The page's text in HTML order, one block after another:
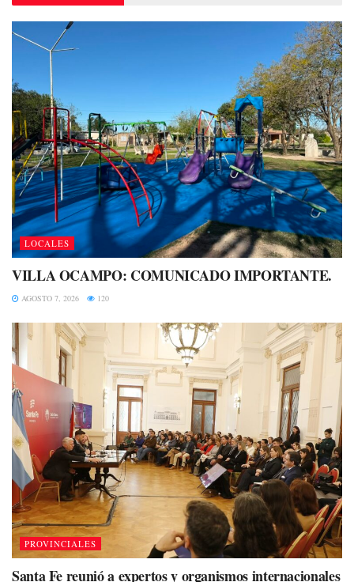
LOCALES
VILLA OCAMPO: COMUNICADO IMPORTANTE.
AGOSTO 7, 2026 120
PROVINCIALES
Santa Fe reunió a expertos y organismos internacionales